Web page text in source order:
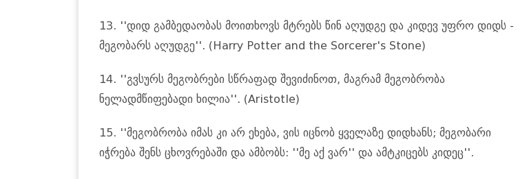
13. ''დიდ გამბედაობას მოითხოვს მტრებს წინ აღუდგე და კიდევ უფრო დიდს -
მეგობარს აღუდგე''. (Harry Potter and the Sorcerer's Stone)
14. ''გვსურს მეგობრები სწრაფად შევიძინოთ, მაგრამ მეგობრობა
ნელადმწიფებადი ხილია''. (Aristotle)
15. ''მეგობრობა იმას კი არ ეხება, ვის იცნობ ყველაზე დიდხანს; მეგობარი
იჭრება შენს ცხოვრებაში და ამბობს: ''მე აქ ვარ'' და ამტკიცებს კიდეც''.